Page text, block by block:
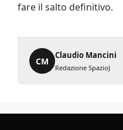
fare il salto definitivo.
CM
Claudio Mancini
Redazione SpazioJ